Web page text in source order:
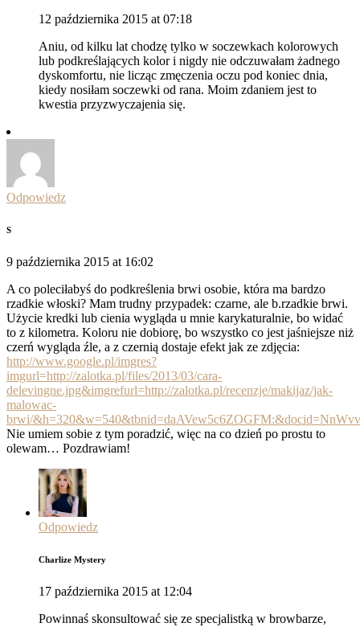
12 października 2015 at 07:18
Aniu, od kilku lat chodzę tylko w soczewkach kolorowych
lub podkreślających kolor i nigdy nie odczuwałam żadnego
dyskomfortu, nie licząc zmęczenia oczu pod koniec dnia,
kiedy nosiłam soczewki od rana. Moim zdaniem jest to
kwestia przyzwyczajenia się.
Odpowiedz
S
9 października 2015 at 16:02
A co poleciłabyś do podkreślenia brwi osobie, która ma bardzo
rzadkie włoski? Mam trudny przypadek: czarne, ale b.rzadkie brwi.
Użycie kredki lub cienia wygląda u mnie karykaturalnie, bo widać
to z kilometra. Koloru nie dobiorę, bo wszystko co jest jaśniejsze niż
czerń wygląda źle, a z czernią dostaje efekt jak ze zdjęcia:
http://www.google.pl/imgres?
imgurl=http://zalotka.pl/files/2013/03/cara-
delevingne.jpg&imgrefurl=http://zalotka.pl/recenzje/makijaz/jak-
malowac-
brwi/
Nie umiem sobie z tym poradzić, więc na co dzień po prostu to
olewam… Pozdrawiam!
Odpowiedz
Charlize Mystery
17 października 2015 at 12:04
Powinnaś skonsultować się ze specjalistką w browbarze,